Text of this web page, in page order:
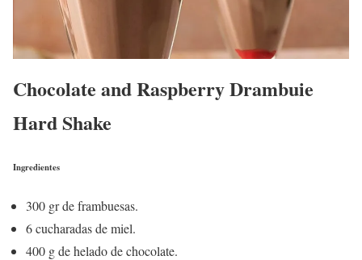
Chocolate and Raspberry Drambuie
Hard Shake
Ingredientes
300 gr de frambuesas.
6 cucharadas de miel.
400 g de helado de chocolate.